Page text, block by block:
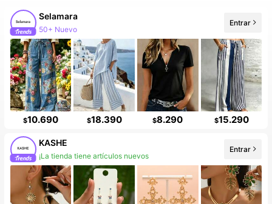
Selamara
50+ Nuevo
Entrar
$10.690 $18.390 $8.290 $15.290
KASHE
¡La tienda tiene artículos nuevos
Entrar